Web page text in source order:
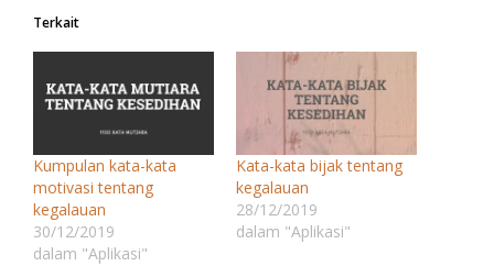
Terkait
Kumpulan kata-kata
motivasi tentang
kegalauan
30/12/2019
dalam "Aplikasi"
Kata-kata bijak tentang
kegalauan
28/12/2019
dalam "Aplikasi"